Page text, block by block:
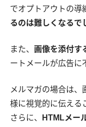
でオプトアウトの導
るのは難しくなるで
また、 画像を添付す
ートメールが広告に
メルマガの場合は、
様に視覚的に伝える
さらに、
HTMLメー